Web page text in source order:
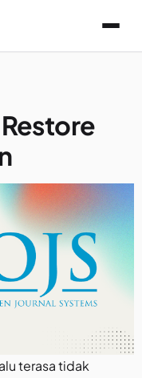
terasa tidak